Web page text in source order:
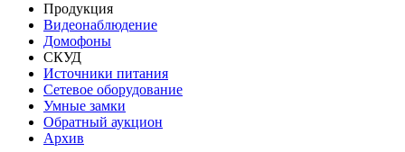
Продукция
Видеонаблюдение
Домофоны
СКУД
Источники питания
Сетевое оборудование
Умные замки
Обратный аукцион
Архив